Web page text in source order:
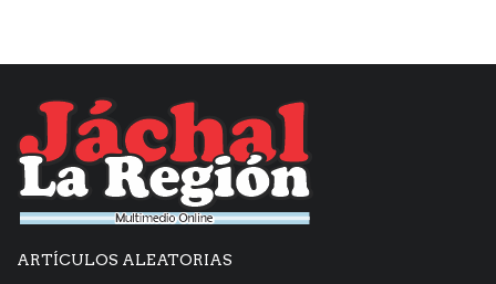
ARTÍCULOS ALEATORIAS